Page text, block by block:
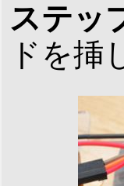
ステッ
ドを挿